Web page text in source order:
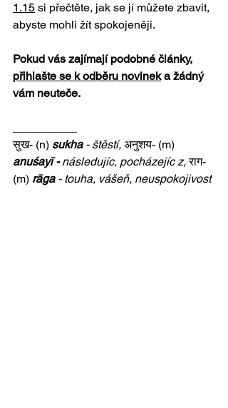
1.15 si přečtěte, jak se jí můžete zbavit,
abyste mohli žít spokojeněji.
Pokud vás zajímají podobné články,
přihlašte se k odběru novinek a žádný
vám neuteče.
सुख- (n) sukha - štěstí, अनुशय- (m)
anuśayī - následujíc, pocházejíc z, राग-
(m) rāga - touha, vášeň, neuspokojivost